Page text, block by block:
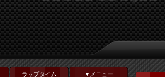
ラップタイム ▼メニュー